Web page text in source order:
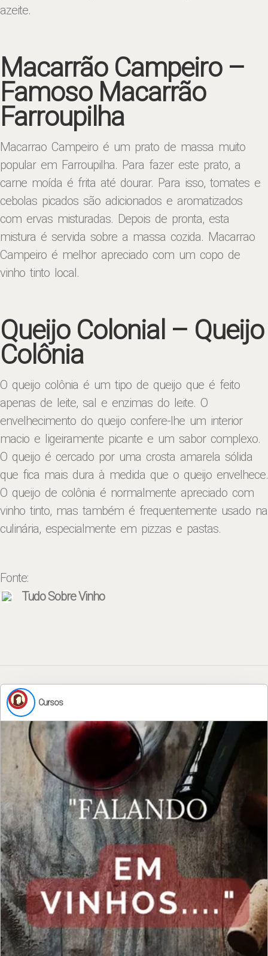
azeite.
Macarrão Campeiro –
Famoso Macarrão
Farroupilha
Macarrao Campeiro é um prato de massa muito
popular em Farroupilha. Para fazer este prato, a
carne moída é frita até dourar. Para isso, tomates e
cebolas picados são adicionados e aromatizados
com ervas misturadas. Depois de pronta, esta
mistura é servida sobre a massa cozida. Macarrao
Campeiro é melhor apreciado com um copo de
vinho tinto local.
Queijo Colonial – Queijo
Colônia
O queijo colônia é um tipo de queijo que é feito
apenas de leite, sal e enzimas do leite. O
envelhecimento do queijo confere-lhe um interior
macio e ligeiramente picante e um sabor complexo.
O queijo é cercado por uma crosta amarela sólida
que fica mais dura à medida que o queijo envelhece.
O queijo de colônia é normalmente apreciado com
vinho tinto, mas também é frequentemente usado na
culinária, especialmente em pizzas e pastas.
Fonte:
Tudo Sobre Vinho
Cursos